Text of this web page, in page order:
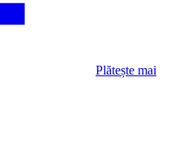
Plătește mai